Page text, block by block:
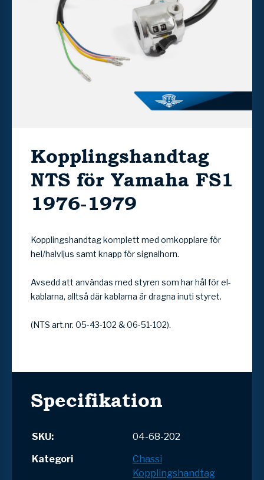
Kopplingshandtag
NTS för Yamaha FS1
1976-1979
Kopplingshandtag komplett med omkopplare för
hel/halvljus samt knapp för signalhorn.
Avsedd att användas med styren som har hål för el-
kablarna, alltså där kablarna är dragna inuti styret.
(NTS art.nr. 05-43-102 & 06-51-102).
Specifikation
SKU:
04-68-202
Kategori
Chassi
Kopplingshandtag